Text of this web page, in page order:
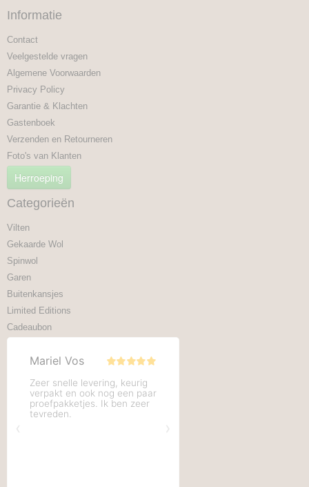
Informatie
Contact
Veelgestelde vragen
Algemene Voorwaarden
Privacy Policy
Garantie & Klachten
Gastenboek
Verzenden en Retourneren
Foto's van Klanten
Herroeping
Categorieën
Vilten
Gekaarde Wol
Spinwol
Garen
Buitenkansjes
Limited Editions
Cadeaubon